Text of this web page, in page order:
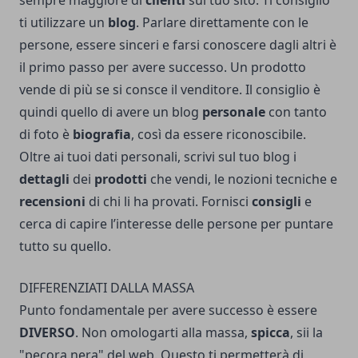
ti utilizzare un blog. Parlare direttamente con le
persone, essere sinceri e farsi conoscere dagli altri è
il primo passo per avere successo. Un prodotto
vende di più se si consce il venditore. Il consiglio è
quindi quello di avere un blog personale con tanto
di foto è biografia, così da essere riconoscibile.
Oltre ai tuoi dati personali, scrivi sul tuo blog i
dettagli dei prodotti che vendi, le nozioni tecniche e
recensioni di chi li ha provati. Fornisci consigli e
cerca di capire l’interesse delle persone per puntare
tutto su quello.
DIFFERENZIATI DALLA MASSA
Punto fondamentale per avere successo è essere
DIVERSO. Non omologarti alla massa, spicca, sii la